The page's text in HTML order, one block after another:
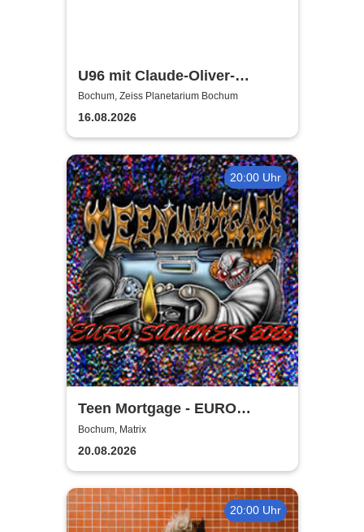
U96 mit Claude-Oliver-
Rudolph - 20.000 Meilen unter
dem Meer | Zeiss Planetarium
Bochum
Bochum, Zeiss Planetarium Bochum
16.08.2026
20:00 Uhr
Teen Mortgage - EURO
SUMMER 2026
Bochum, Matrix
20.08.2026
20:00 Uhr